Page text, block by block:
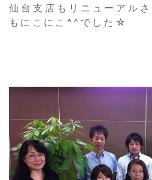
仙台支店もリニューアル
もにこにこ^^でした☆